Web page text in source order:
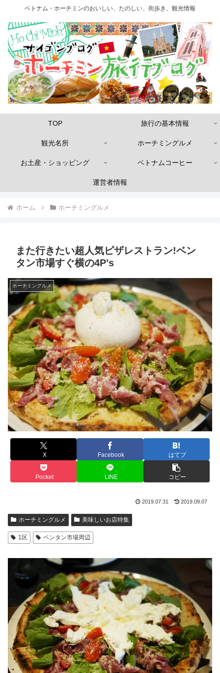
ベトナム・ホーチミンのおいしい、たのしい、街歩き、観光情報
TOP 旅行の基本情報
観光名所 ホーチミングルメ
お土産・ショッピング ベトナムコーヒー
運営者情報
ホーム ホーチミングルメ
また行きたい超人気ピザレストラン!ベン
タン市場すぐ横の4P’s
ホーチミングルメ
X Facebook はてブ
Pocket LINE コピー
2019.07.31 2019.09.07
ホーチミングルメ 美味しいお店特集
1区 ベンタン市場周辺